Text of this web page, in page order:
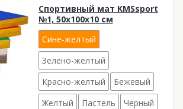
Спортивный мат KMSsport
№1, 50х100х10 см
Сине-желтый
Зелено-желтый
Красно-желтый
Бежевый
Желтый
Пастель Черный